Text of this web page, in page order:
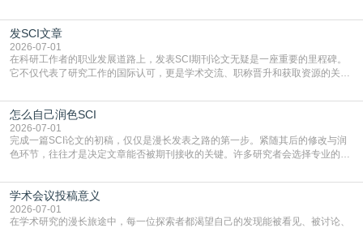
能领到补贴首选‌京东APP‌搜索专属口令(如【家电补贴1637】、【国补立省
4949】等，口令会随活动更新，以页面显示为准)进入补贴专场。淘宝/天猫也可
复制粘贴【8$FKFGgJq
发SCI文章
2026-07-01
在科研工作者的职业发展道路上，发表SCI期刊论文无疑是一座重要的里程碑。
它不仅代表了研究工作的国际认可，更是学术交流、职称晋升和获取资源的关键
战与困惑。从选题立意到投稿回应，每一步都需要精心的策略与扎实的工作。本
篇AEIC学术交流中心小编就为大家介绍“发SCI文章”。一、精准定位是成功的第
一步发表SCI文章，首要解决的问题是“投
怎么自己润色SCI
2026-07-01
完成一篇SCI论文的初稿，仅仅是漫长发表之路的第一步。紧随其后的修改与润
色环节，往往才是决定文章能否被期刊接收的关键。许多研究者会选择专业的语
质量，更能在此过程中深化对学术写作的理解。如何系统、高效地打磨自己的论
文，使其在语言和学术表达上更符合国际期刊的要求，是每位研究者值得投入学
习的技能。本篇AEIC学术交流中心小编就为大家介
学术会议投稿意义
2026-07-01
在学术研究的漫长旅途中，每一位探索者都渴望自己的发现能被看见、被讨论、